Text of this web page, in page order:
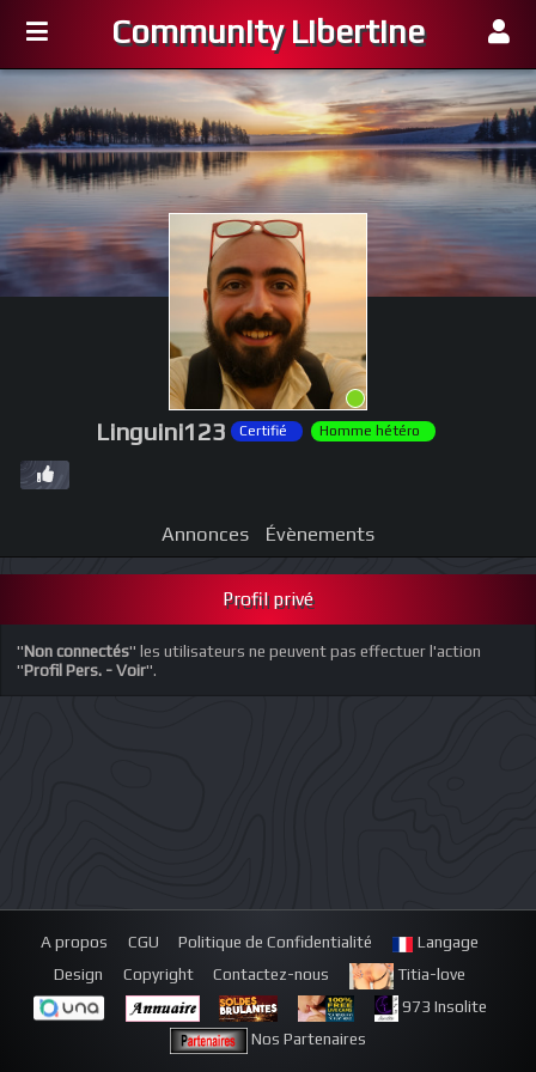
Community Libertine
Linguini123 Certifié Homme hétéro
Annonces Évènements
Profil privé
"Non connectés" les utilisateurs ne peuvent pas effectuer l'action
"Profil Pers. - Voir".
A propos CGU Politique de Confidentialité
Langage
Design
Copyright Contactez-nous
Titia-love
973 Insolite
Nos Partenaires